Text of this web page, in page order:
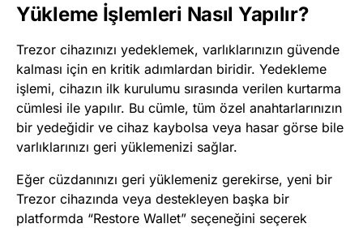
Yükleme İşlemleri Nasıl Yapılır?
Trezor cihazınızı yedeklemek, varlıklarınızın güvende
kalması için en kritik adımlardan biridir. Yedekleme
işlemi, cihazın ilk kurulumu sırasında verilen kurtarma
cümlesi ile yapılır. Bu cümle, tüm özel anahtarlarınızın
bir yedeğidir ve cihaz kaybolsa veya hasar görse bile
varlıklarınızı geri yüklemenizi sağlar.
Eğer cüzdanınızı geri yüklemeniz gerekirse, yeni bir
Trezor cihazında veya destekleyen başka bir
platformda “Restore Wallet” seçeneğini seçerek